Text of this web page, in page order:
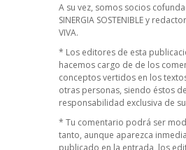
A su vez, somos socios
SINERGIA SOSTENIBLEy
VIVA.
* Los editores de esta
hacemos cargo de de los
conceptos vertidos en los
otras personas, siendo éstos de
responsabilidad exclusiva de
* Tu comentario podrá ser
tanto, aunque aparezca
publicado en la entrada, los